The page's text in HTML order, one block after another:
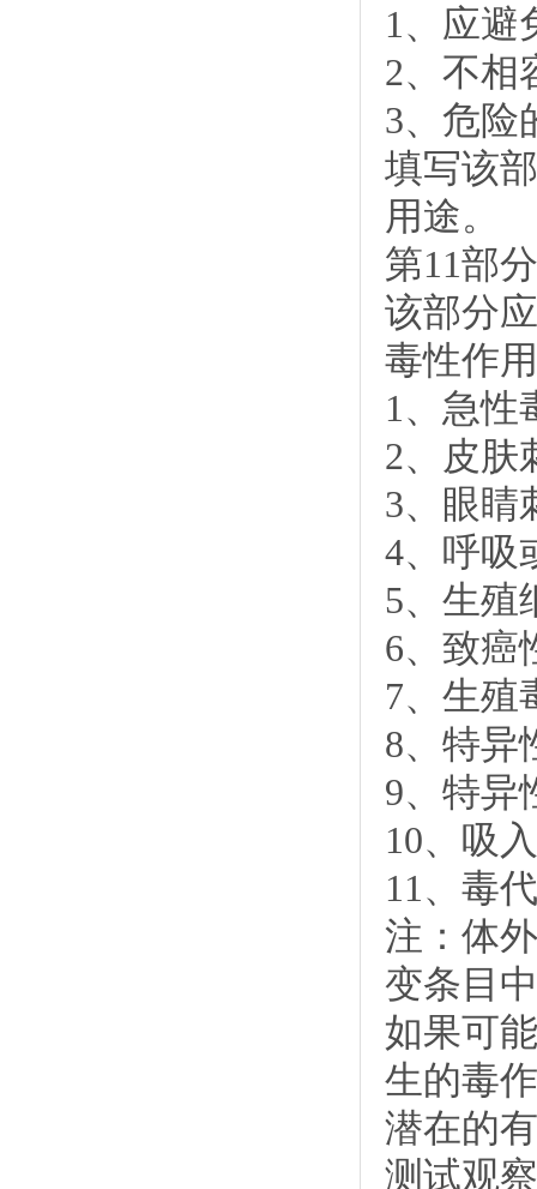
1、应避
2、不相
3、危险
填写该
用途。
第11部
该部分
毒性作
1、急性
2、皮肤
3、眼睛
4、呼吸
5、生殖
6、致癌
7、生殖
8、特异
9、特异
10、吸
11、毒
注：体
变条目
如果可
生的毒
潜在的
测试观